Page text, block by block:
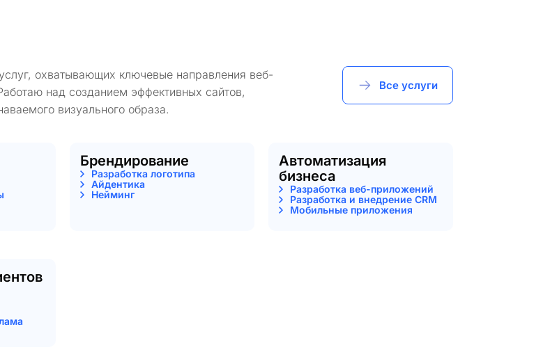
охватывающих ключевые направления веб-
над созданием эффективных сайтов,
визуального образа.
Все услуги
Брендирование
Разработка логотипа
Айдентика
Нейминг
Автоматизация
бизнеса
Разработка веб-приложений
Разработка и внедрение CRM
Мобильные приложения